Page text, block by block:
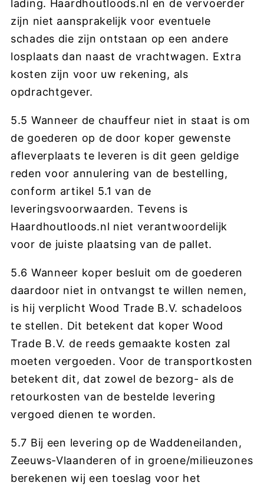
lading. Haardhoutloods.nl
en de vervoerder
zijn niet aansprakelijk voor eventuele
schades die zijn ontstaan op een andere
losplaats dan naast de vrachtwagen. Extra
kosten zijn voor uw rekening, als
opdrachtgever.
5.5 Wanneer de chauffeur niet in staat is om
de goederen op de door koper gewenste
afleverplaats te leveren is dit geen geldige
reden voor annulering van de bestelling,
conform artikel 5.1 van de
leveringsvoorwaarden. Tevens is
Haardhoutloods.nl niet verantwoordelijk
voor de juiste plaatsing van de pallet.
5.6 Wanneer koper besluit om de goederen
daardoor niet in ontvangst te willen nemen,
is hij verplicht Wood Trade B.V. schadeloos
te stellen. Dit betekent dat koper Wood
Trade B.V. de reeds gemaakte kosten zal
moeten vergoeden. Voor de transportkosten
betekent dit, dat zowel de bezorg- als de
retourkosten van de bestelde levering
vergoed dienen te worden.
5.7 Bij een levering op de Waddeneilanden,
Zeeuws-Vlaanderen of in groene/milieuzones
berekenen wij een toeslag voor het